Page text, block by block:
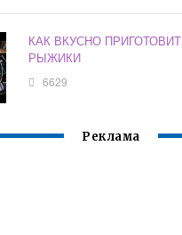
КАК ВКУСНО
РЫЖИКИ
6629
Реклама